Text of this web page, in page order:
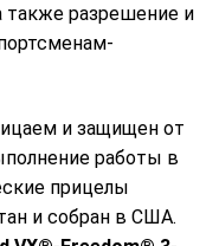
также разрешение и
и защищен от
работы в
прицелы
и собран в США.